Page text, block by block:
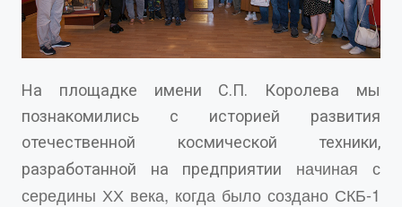
На площадке имени С.П. Королева мы
познакомились с историей развития
отечественной космической техники,
разработанной на предприятии начиная с
середины ХХ века, когда было создано СКБ-1